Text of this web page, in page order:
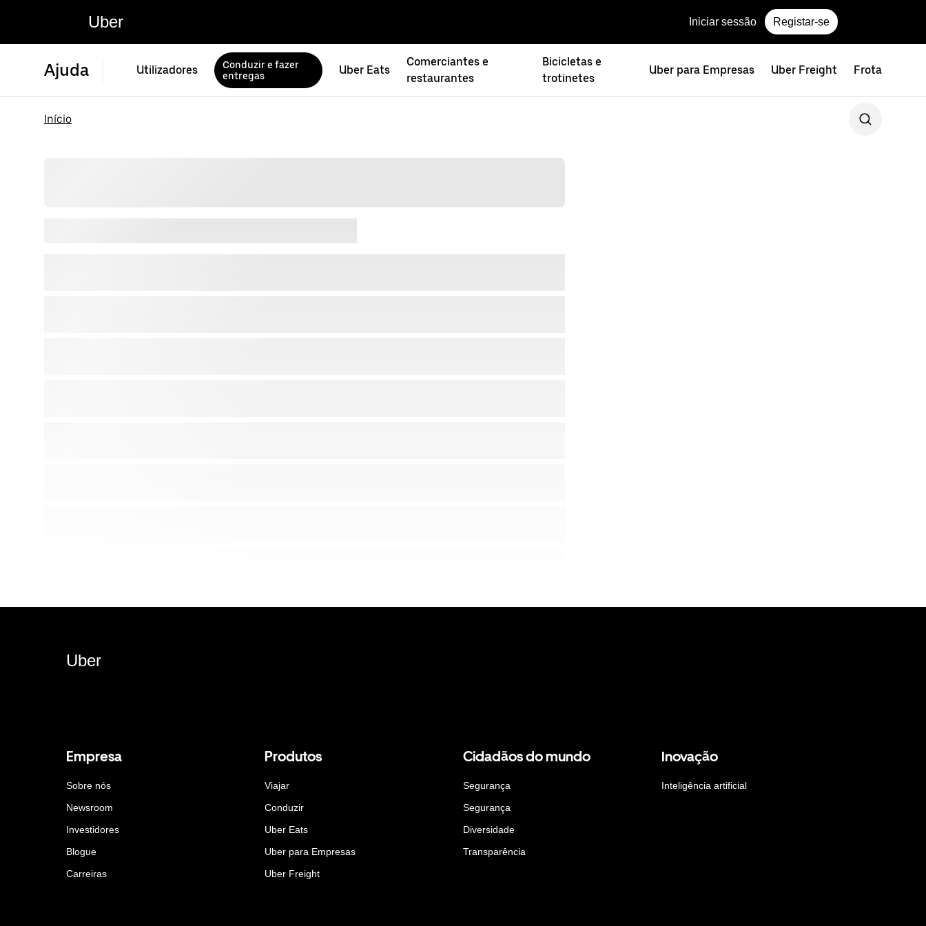
Uber Iniciar sessão Registar-se
Ajuda Utilizadores
Conduzir e fazer
entregas
Uber Eats
Comerciantes e
restaurantes
Bicicletas e
trotinetes
Uber para Empresas Uber Freight Frota
Início
Uber
Empresa
Sobre nós
Newsroom
Investidores
Blogue
Carreiras
Produtos
Viajar
Conduzir
Uber Eats
Uber para Empresas
Uber Freight
Cidadãos do mundo
Segurança
Segurança
Diversidade
Transparência
Inovação
Inteligência artificial